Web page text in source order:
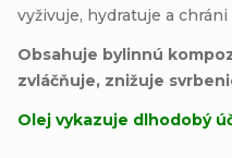
vyživuje, hydratuje a
Obsahuje bylinnú
zvláčňuje, znižuje
Olej vykazuje dlhodobý